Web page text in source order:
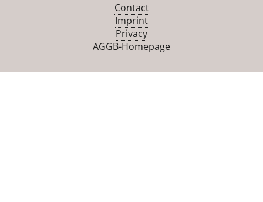
Contact
Imprint
Privacy
AGGB-Homepage